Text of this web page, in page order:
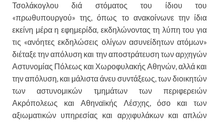
Τσολάκογλου διά στόματος του ίδιου του
«πρωθυπουργού» της, όπως το ανακοίνωνε την ίδια
εκείνη μέρα η εφημερίδα, εκδηλώνοντας τη λύπη του για
τις «ανόητες εκδηλώσεις ολίγων ασυνείδητων ατόμων»
διέταξε την απόλυση και την αποστράτευση των αρχηγών
Αστυνομίας Πόλεως και Χωροφυλακής Αθηνών, αλλά και
την απόλυση, και μάλιστα άνευ συντάξεως, των διοικητών
των αστυνομικών τμημάτων των περιφερειών
Ακρόπολεως και Αθηναϊκής Λέσχης, όσο και των
αξιωματικών υπηρεσίας και αρχιφυλάκων και απλών